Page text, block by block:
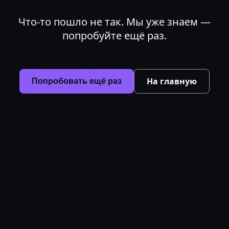
Что-то пошло не так. Мы уже знаем —
попробуйте ещё раз.
Попробовать ещё раз На главную